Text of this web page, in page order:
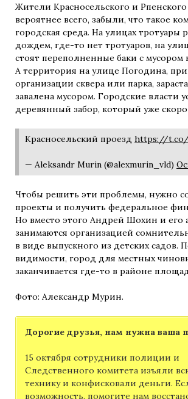
Жители Красносельского и
вероятнее всего, забыли, что такое
городская среда. На улицах тротуары
дождем, где-то нет тротуаров, на
стоят переполненные баки с мусором
А территория на улице Погодина,
организации сквера или парка,
завалена мусором. Городские власти
деревянный забор, который уже скоро
Красносельский проезд https://t.co/
— Aleksandr Murin (@alexmurin_vld)
Чтобы решить эти проблемы, нужно
проекты и получить федеральное
Но вместо этого Андрей Шохин и его
занимаются организацией
в виде выпускного из детских садов.
видимости, город для местных
заканчивается где-то в районе
Фото: Александр Мурин.
Дорогие друзья, нам нужна ваша
15 октября сотрудники полиции и
Следственного комитета изъяли
технику и конфисковали деньги.
возможность, помогите нам